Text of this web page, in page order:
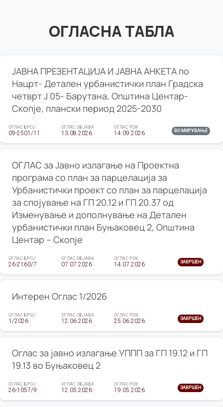
ОГЛАСНА ТАБЛА
ЈАВНА ПРЕЗЕНТАЦИЈА И ЈАВНА АНКЕТА по
Нацрт- Детален урбанистички план Градска
четврт Ј 05- Барутана, Општина Центар-
Скопје, плански период 2025-2030
ОГЛАС БРОЈ
09-2501/11
ОГЛАС ОБЈАВА
13.08.2026
ОГЛАС РОК
14.09.2026 ВО МИРУВАЊЕ
ОГЛАС за Јавно излагање на Проектна
програма со план за парцелација за
Урбанистички проект со план за парцелација
за спојување на ГП 20.12 и ГП 20.37 од
Изменување и дополнување на Детален
урбанистички план Буњаковец 2, Општина
Центар – Скопје
ОГЛАС БРОЈ
26-2160/7
ОГЛАС ОБЈАВА
07.07.2026
ОГЛАС РОК
14.07.2026 ЗАВРШЕН
Интерен Оглас 1/2026
ОГЛАС БРОЈ
1/2026
ОГЛАС ОБЈАВА
12.06.2026
ОГЛАС РОК
25.06.2026 ЗАВРШЕН
Оглас за јавно излагање УППП за ГП 19.12 и ГП
19.13 во Буњаковец 2
ОГЛАС БРОЈ
26-1057/9
ОГЛАС ОБЈАВА
12.05.2026
ОГЛАС РОК
19.05.2026 ЗАВРШЕН